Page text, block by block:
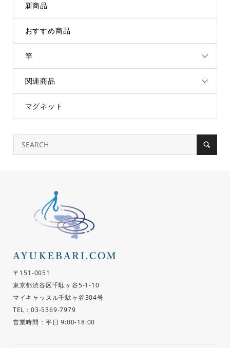
新商品
おすすめ商品
竿
関連商品
マグネット
〒151-0051
東京都渋谷区千駄ヶ谷5-1-10
マイキャッスル千駄ヶ谷304号
TEL：03-5369-7979
営業時間：平日 9:00-18:00